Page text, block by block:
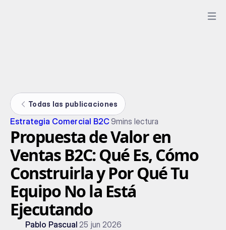
Todas las publicaciones
Estrategia Comercial B2C9mins lectura
Propuesta de Valor en
Ventas B2C: Qué Es, Cómo
Construirla y Por Qué Tu
Equipo No la Está
Ejecutando
Pablo Pascual 25 jun 2026